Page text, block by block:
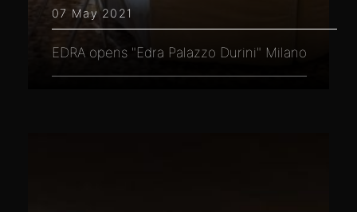
07 May 2021
EDRA opens "Edra Palazzo Durini" Milano